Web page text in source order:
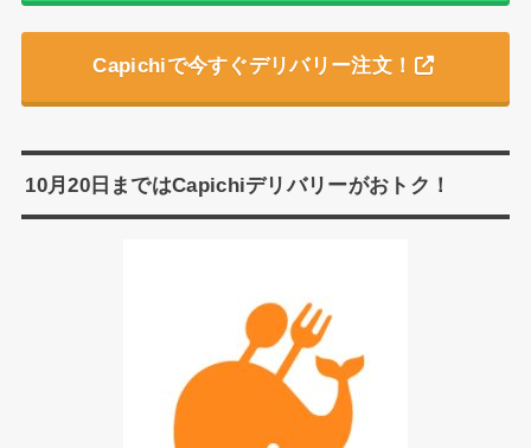
Capichiで今すぐデリバリー注文！
10月20日まではCapichiデリバリーがおトク！